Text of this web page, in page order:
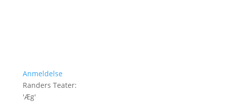
Anmeldelse
Randers Teater:
'Æg'